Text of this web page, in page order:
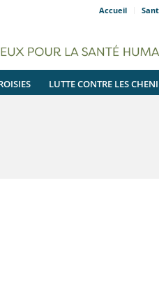
Accueil
LUTTE CONTRE LES